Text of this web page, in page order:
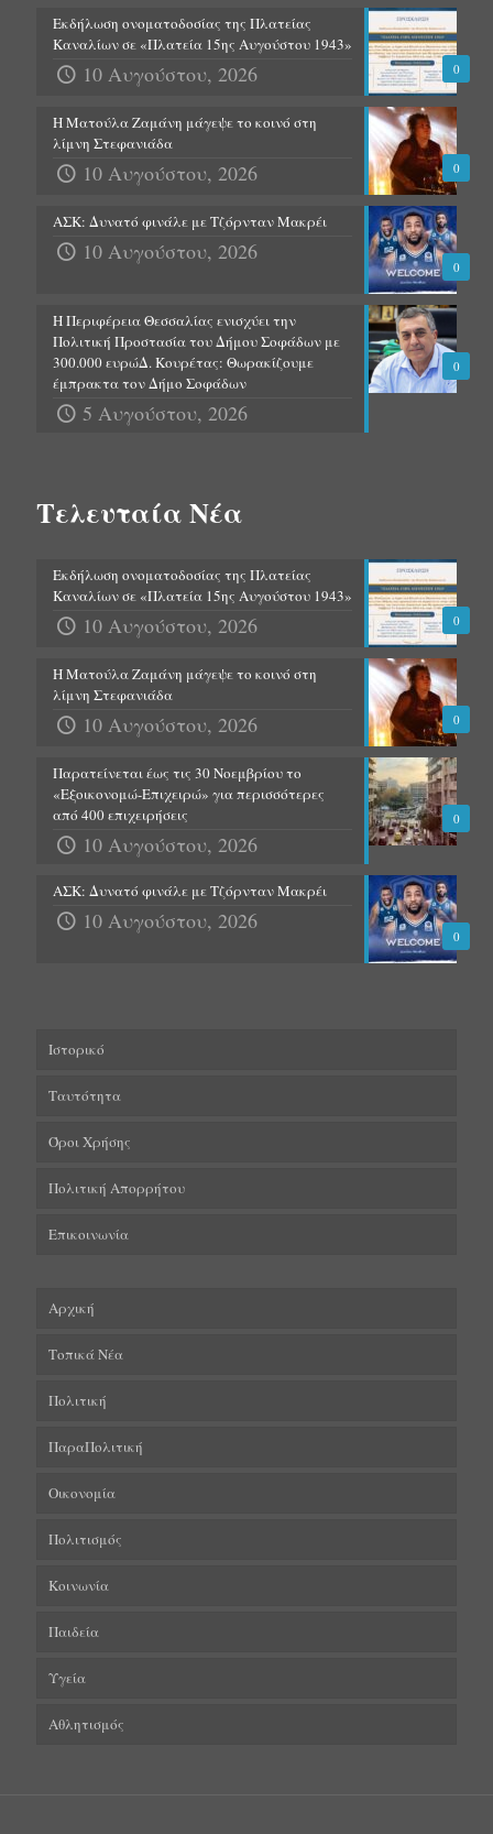
0
Εκδήλωση ονοματοδοσίας της Πλατείας
Καναλίων σε «Πλατεία 15ης Αυγούστου 1943»
10 Αυγούστου, 2026
0
Η Ματούλα Ζαμάνη μάγεψε το κοινό στη
λίμνη Στεφανιάδα
10 Αυγούστου, 2026
0
ΑΣΚ: Δυνατό φινάλε με Τζόρνταν Μακρέι
10 Αυγούστου, 2026
0
Η Περιφέρεια Θεσσαλίας ενισχύει την
Πολιτική Προστασία του Δήμου Σοφάδων με
300.000 ευρώΔ. Κουρέτας: Θωρακίζουμε
έμπρακτα τον Δήμο Σοφάδων
5 Αυγούστου, 2026
Τελευταία Νέα
0
Εκδήλωση ονοματοδοσίας της Πλατείας
Καναλίων σε «Πλατεία 15ης Αυγούστου 1943»
10 Αυγούστου, 2026
0
Η Ματούλα Ζαμάνη μάγεψε το κοινό στη
λίμνη Στεφανιάδα
10 Αυγούστου, 2026
0
Παρατείνεται έως τις 30 Νοεμβρίου το
«Εξοικονομώ-Επιχειρώ» για περισσότερες
από 400 επιχειρήσεις
10 Αυγούστου, 2026
0
ΑΣΚ: Δυνατό φινάλε με Τζόρνταν Μακρέι
10 Αυγούστου, 2026
Ιστορικό
Ταυτότητα
Όροι Χρήσης
Πολιτική Απορρήτου
Επικοινωνία
Αρχική
Τοπικά Νέα
Πολιτική
ΠαραΠολιτική
Οικονομία
Πολιτισμός
Κοινωνία
Παιδεία
Υγεία
Αθλητισμός